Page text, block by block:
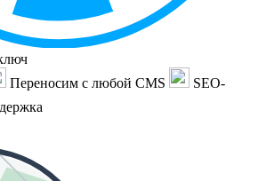
Переносим с любой CMS
SEO-